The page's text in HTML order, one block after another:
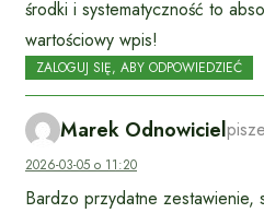
środki i systematyczność to
wartościowy wpis!
ZALOGUJ SIĘ, ABY ODPOWIEDZIEĆ
Marek Odnowiciel
2026-03-05 o 11:20
Bardzo przydatne